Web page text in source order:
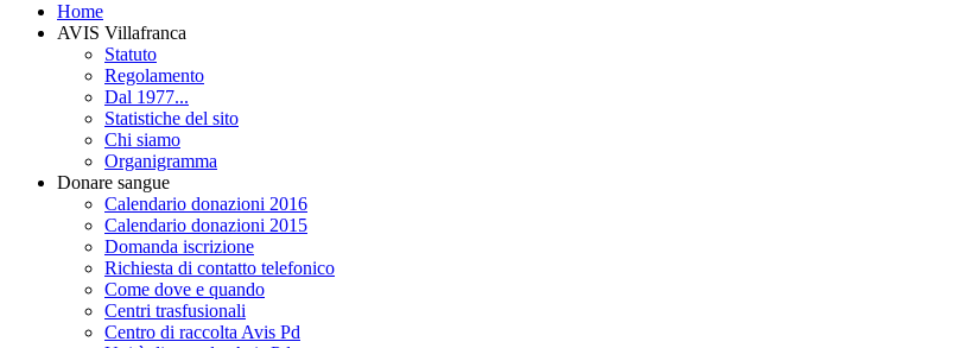
Home
AVIS Villafranca
Statuto
Regolamento
Dal 1977...
Statistiche del sito
Chi siamo
Organigramma
Donare sangue
Calendario donazioni 2016
Calendario donazioni 2015
Domanda iscrizione
Richiesta di contatto telefonico
Come dove e quando
Centri trasfusionali
Centro di raccolta Avis Pd